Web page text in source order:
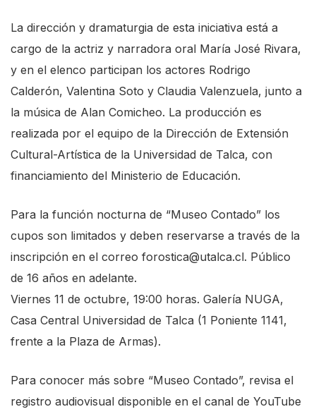
La dirección y dramaturgia de esta iniciativa está a
cargo de la actriz y narradora oral María José Rivara,
y en el elenco participan los actores Rodrigo
Calderón, Valentina Soto y Claudia Valenzuela, junto a
la música de Alan Comicheo. La producción es
realizada por el equipo de la Dirección de Extensión
Cultural-Artística de la Universidad de Talca, con
financiamiento del Ministerio de Educación.
Para la función nocturna de “Museo Contado” los
cupos son limitados y deben reservarse a través de la
inscripción en el correo forostica@utalca.cl. Público
de 16 años en adelante.
Viernes 11 de octubre, 19:00 horas. Galería NUGA,
Casa Central Universidad de Talca (1 Poniente 1141,
frente a la Plaza de Armas).
Para conocer más sobre “Museo Contado”, revisa el
registro audiovisual disponible en el canal de YouTube